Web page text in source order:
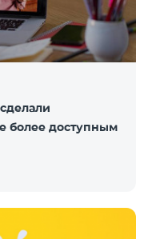
более доступным